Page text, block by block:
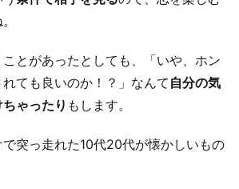
とがあったとしても、「いや、ホン
れても良いのか！？」なんて 自分の気
ゃったり もします。
突っ走れた10代20代が懐かしいもの